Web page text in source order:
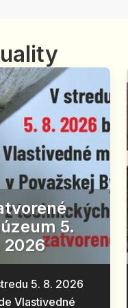
5.
2026
5. 8. 2026
Vlastivedné